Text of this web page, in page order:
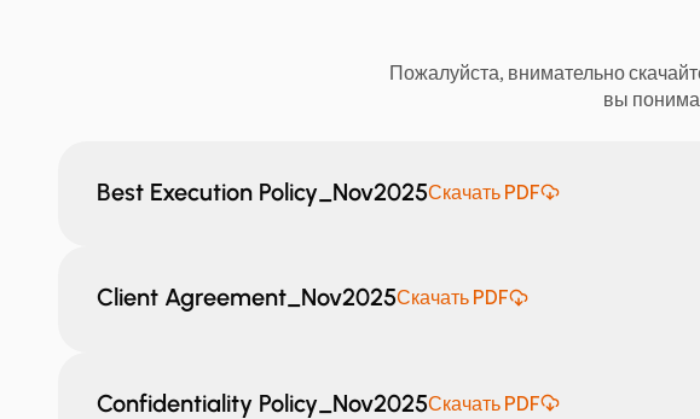
Пожалуйста, внимательно
вы
Best Execution Policy_Nov2025Скачать PDF
Client Agreement_Nov2025Скачать PDF
Confidentiality Policy_Nov2025Скачать PDF